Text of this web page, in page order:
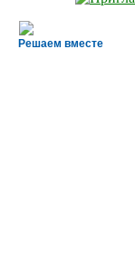
Решаем вместе